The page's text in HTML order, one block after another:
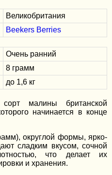
Великобритания
Beekers Berries
Очень ранний
8 грамм
до 1,6 кг
малины британской
начинается в конце
округлой формы, ярко-
сладким вкусом, сочной
что делает их
и хранения.